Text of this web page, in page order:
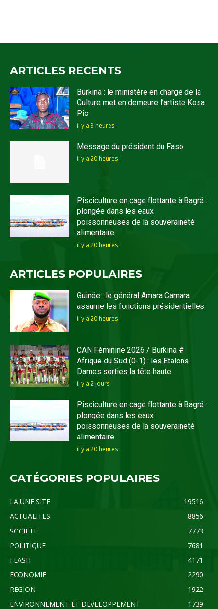
ARTICLES RECENTS
Burkina : le ministère en charge de la
Culture met en demeure l’artiste Kosa
Pic
il y'a 3 heures
Message du président du Faso
il y'a 20 heures
Pisciculture en cage flottante à Bagré :
plongée dans les eaux
poissonneuses de la souveraineté
alimentaire
il y'a 20 heures
ARTICLES POPULAIRES
Guinée : le général Amara Camara
assume les fonctions présidentielles
il y'a 20 heures
CAN Féminine 2026 / Burkina #
Afrique du Sud (0-1) : les Etalons
Dames sorties la tête haute
il y'a 2 jours
Pisciculture en cage flottante à Bagré :
plongée dans les eaux
poissonneuses de la souveraineté
alimentaire
il y'a 20 heures
CATÉGORIES POPULAIRES
LA UNE SITE
19516
ACTUALITES
8856
SOCIETE
7773
POLITIQUE
7681
FLASH
4171
ECONOMIE
2290
REGION
1922
ENVIRONNEMENT ET DEVELOPPEMENT
1739